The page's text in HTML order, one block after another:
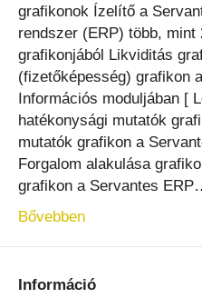
grafikonok Ízelítő a
rendszer (ERP) több,
grafikonjából Likviditás
(fizetőképesség) grafikon
Információs moduljában [
hatékonysági mutatók
mutatók grafikon a
Forgalom alakulása
grafikon a Servantes
Bővebben
Információ